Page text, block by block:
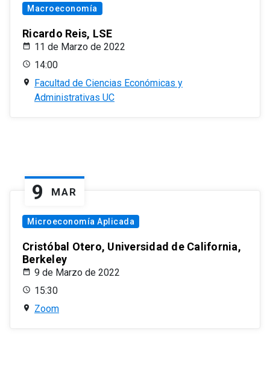
Macroeconomía
Ricardo Reis, LSE
11 de Marzo de 2022
14:00
Facultad de Ciencias Económicas y
Administrativas UC
9 MAR
Microeconomía Aplicada
Cristóbal Otero, Universidad de California,
Berkeley
9 de Marzo de 2022
15:30
Zoom